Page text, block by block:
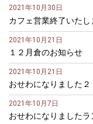
2021年10月30日
カフェ営業終了いた
2021年10月21日
１２月倉のお知らせ
2021年10月21日
おせわになりました２
2021年10月7日
おせわになりましたラ